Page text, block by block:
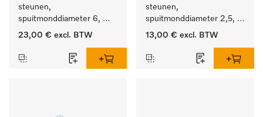
steunen,
spuitmonddiameter 6,
lengte 210 mm, 1 stuk
23,00 € excl. BTW
steunen,
spuitmonddiameter 2,5,
lengte 80 mm, 1 stuk.
13,00 € excl. BTW